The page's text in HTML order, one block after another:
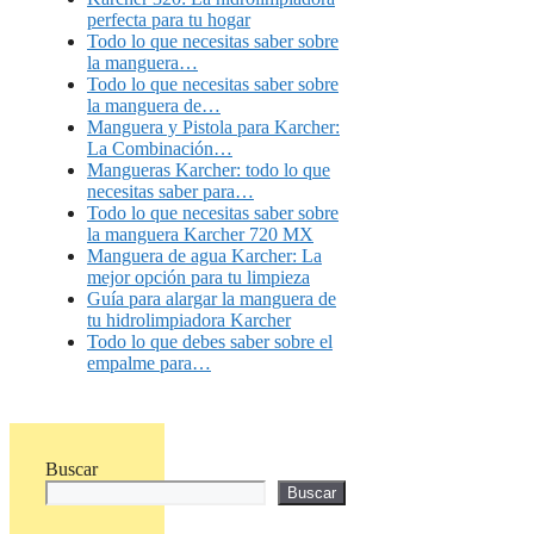
perfecta para tu hogar
Todo lo que necesitas saber sobre
la manguera…
Todo lo que necesitas saber sobre
la manguera de…
Manguera y Pistola para Karcher:
La Combinación…
Mangueras Karcher: todo lo que
necesitas saber para…
Todo lo que necesitas saber sobre
la manguera Karcher 720 MX
Manguera de agua Karcher: La
mejor opción para tu limpieza
Guía para alargar la manguera de
tu hidrolimpiadora Karcher
Todo lo que debes saber sobre el
empalme para…
Buscar
Buscar